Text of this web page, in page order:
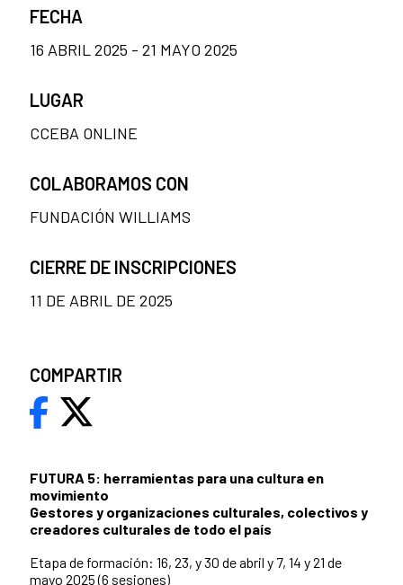
FUTURA 5: herramientas para una cultura en
movimiento
Gestores y organizaciones culturales, colectivos y
creadores culturales de todo el país
Etapa de formación: 16, 23, y 30 de abril y 7, 14 y 21 de
mayo 2025 (6 sesiones)
FECHA
16 ABRIL 2025 - 21 MAYO 2025
LUGAR
CCEBA ONLINE
COLABORAMOS CON
FUNDACIÓN WILLIAMS
CIERRE DE INSCRIPCIONES
11 DE ABRIL DE 2025
COMPARTIR